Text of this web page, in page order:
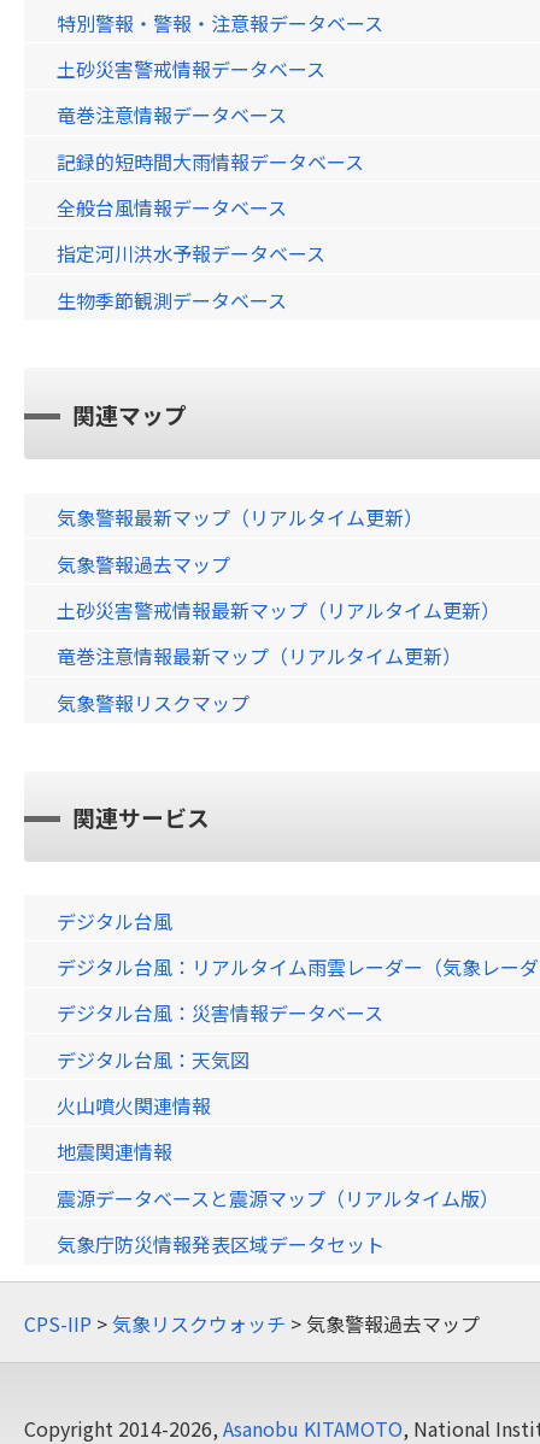
特別警報・警報・注意報データベース
土砂災害警戒情報データベース
竜巻注意情報データベース
記録的短時間大雨情報データベース
全般台風情報データベース
指定河川洪水予報データベース
生物季節観測データベース
関連マップ
気象警報最新マップ（リアルタイム更新）
気象警報過去マップ
土砂災害警戒情報最新マップ（リアルタイム更新）
竜巻注意情報最新マップ（リアルタイム更新）
気象警報リスクマップ
関連サービス
デジタル台風
デジタル台風：リアルタイム雨雲レーダー（気象レー
デジタル台風：災害情報データベース
デジタル台風：天気図
火山噴火関連情報
地震関連情報
震源データベースと震源マップ（リアルタイム版）
気象庁防災情報発表区域データセット
CPS-IIP >気象リスクウォッチ > 気象警報過去マップ
Copyright 2014-2026, Asanobu KITAMOTO, National